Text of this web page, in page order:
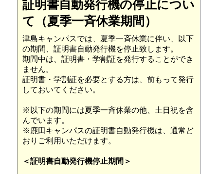
証明書自動発行機の停止につい
て（夏季一斉休業期間）
津島キャンパスでは、夏季一斉休業に伴い、以下
の期間、証明書自動発行機を停止致します。
期間中は、証明書・学割証を発行することができ
ません。
証明書・学割証を必要とする方は、前もって発行
しておいてください。
※以下の期間には夏季一斉休業の他、土日祝を含
んでいます。
※鹿田キャンパスの証明書自動発行機は、通常ど
おりご利用いただけます。
＜証明書自動発行機停止期間＞